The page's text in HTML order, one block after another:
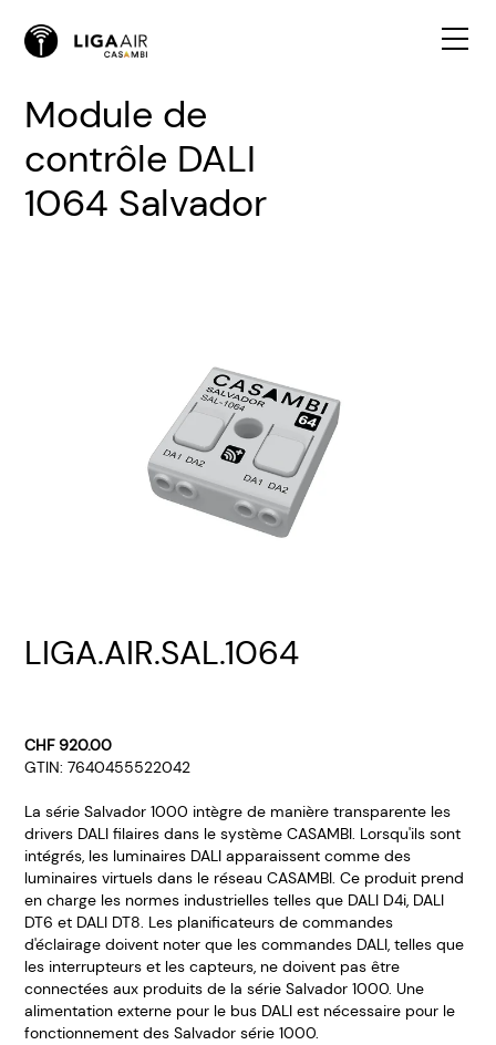
Module de
contrôle DALI
1064 Salvador
LIGA.AIR.SAL.1064
CHF 920.00
GTIN: 7640455522042
La série Salvador 1000 intègre de manière transparente les
drivers DALI filaires dans le système CASAMBI. Lorsqu'ils sont
intégrés, les luminaires DALI apparaissent comme des
luminaires virtuels dans le réseau CASAMBI. Ce produit prend
en charge les normes industrielles telles que DALI D4i, DALI
DT6 et DALI DT8. Les planificateurs de commandes
d'éclairage doivent noter que les commandes DALI, telles que
les interrupteurs et les capteurs, ne doivent pas être
connectées aux produits de la série Salvador 1000. Une
alimentation externe pour le bus DALI est nécessaire pour le
fonctionnement des Salvador série 1000.